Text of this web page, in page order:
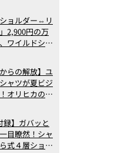
6月版）
ョルダー⇔リ
2,900円の万
ワイルドシン
ベスト3】
）
らの解放】ユ
ャツが夏ビジ
オリヒカの透
録】ガバッと
目瞭然！シャ
式４層ショル